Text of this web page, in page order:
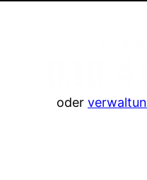
oder